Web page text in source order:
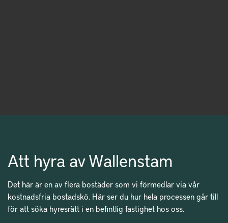
Att hyra av Wallenstam
Det här är en av flera bostäder som vi förmedlar via vår
kostnadsfria bostadskö. Här ser du hur hela processen går till
för att söka hyresrätt i en befintlig fastighet hos oss.